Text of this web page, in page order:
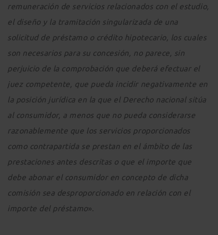
remuneración de servicios relacionados con el estudio,
el diseño y la tramitación singularizada de una
solicitud de préstamo o crédito hipotecario, los cuales
son necesarios para su concesión, no parece, sin
perjuicio de la comprobación que deberá efectuar el
juez competente, que pueda incidir negativamente en
la posición jurídica en la que el Derecho nacional sitúa
al consumidor, a menos que no pueda considerarse
razonablemente que los servicios proporcionados
como contrapartida se prestan en el ámbito de las
prestaciones antes descritas o que el importe que
debe abonar el consumidor en concepto de dicha
comisión sea desproporcionado en relación con el
importe del préstamo».